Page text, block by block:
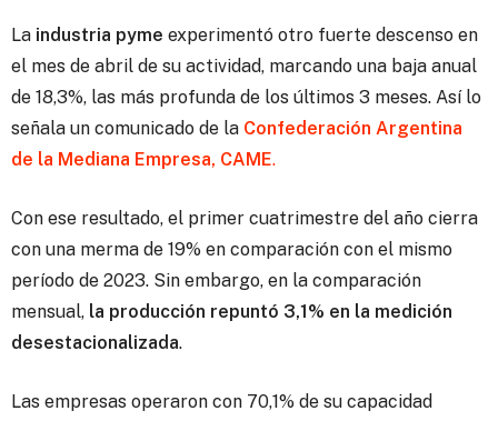
La industria pyme experimentó otro fuerte descenso en
el mes de abril de su actividad, marcando una baja anual
de 18,3%, las más profunda de los últimos 3 meses. Así lo
señala un comunicado de la Confederación Argentina
de la Mediana Empresa, CAME.
Con ese resultado, el primer cuatrimestre del año cierra
con una merma de 19% en comparación con el mismo
período de 2023. Sin embargo, en la comparación
mensual, la producción repuntó 3,1% en la medición
desestacionalizada.
Las empresas operaron con 70,1% de su capacidad